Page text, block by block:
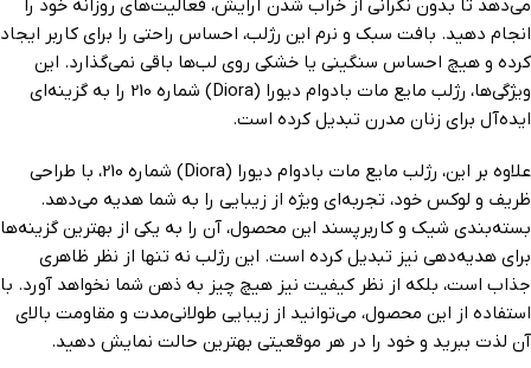
می‌دهد تا بدون نگرانی از خراب شدن آرایش، فعالیت‌های روزانه خود را
انجام دهید. بافت سبک و نرم این رژلب، احساس راحتی را برای کاربر ایجاد
کرده و هیچ احساس سنگینی یا خشکی روی لب‌ها باقی نمی‌گذارد. این
ویژگی‌ها، رژلب مایع مات بادوام دیورا (Diora) شماره 210 را به گزینه‌ای
ایده‌آل برای زنان مدرن تبدیل کرده است.
علاوه بر این، رژلب مایع مات بادوام دیورا (Diora) شماره 210، با طراحی
ظریف و لوکس خود، تجربه‌ای ویژه از زیبایی را به شما هدیه می‌دهد.
بسته‌بندی شیک و کاربرپسند این محصول، آن را به یکی از بهترین گزینه‌ها
برای هدیه‌دهی نیز تبدیل کرده است. این رژلب نه تنها از نظر ظاهری
جذاب است، بلکه از نظر کیفیت نیز هیچ چیز به ذهن شما نخواهد آورد. با
استفاده از این محصول، می‌توانید از زیبایی طولانی‌مدت و مقاومت بالای
آن لذت ببرید و خود را در هر موقعیتی بهترین حالت نمایش دهید.